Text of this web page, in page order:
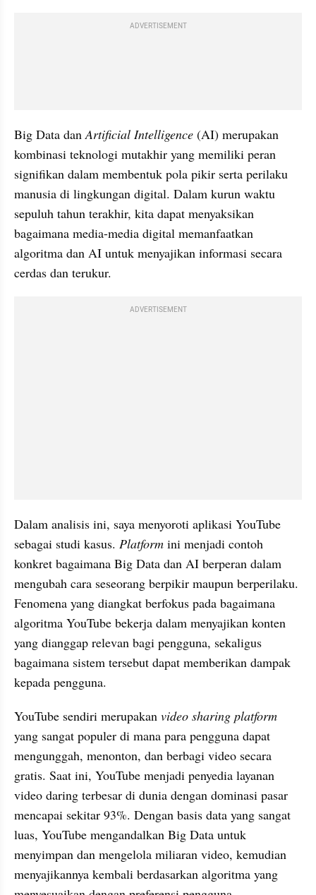
ADVERTISEMENT
Big Data dan Artificial Intelligence (AI) merupakan
kombinasi teknologi mutakhir yang memiliki peran
signifikan dalam membentuk pola pikir serta perilaku
manusia di lingkungan digital. Dalam kurun waktu
sepuluh tahun terakhir, kita dapat menyaksikan
bagaimana media-media digital memanfaatkan
algoritma dan AI untuk menyajikan informasi secara
cerdas dan terukur.
ADVERTISEMENT
Dalam analisis ini, saya menyoroti aplikasi YouTube
sebagai studi kasus. Platform ini menjadi contoh
konkret bagaimana Big Data dan AI berperan dalam
mengubah cara seseorang berpikir maupun berperilaku.
Fenomena yang diangkat berfokus pada bagaimana
algoritma YouTube bekerja dalam menyajikan konten
yang dianggap relevan bagi pengguna, sekaligus
bagaimana sistem tersebut dapat memberikan dampak
kepada pengguna.
YouTube sendiri merupakan video sharing platform
yang sangat populer di mana para pengguna dapat
mengunggah, menonton, dan berbagi video secara
gratis. Saat ini, YouTube menjadi penyedia layanan
video daring terbesar di dunia dengan dominasi pasar
mencapai sekitar 93%. Dengan basis data yang sangat
luas, YouTube mengandalkan Big Data untuk
menyimpan dan mengelola miliaran video, kemudian
menyajikannya kembali berdasarkan algoritma yang